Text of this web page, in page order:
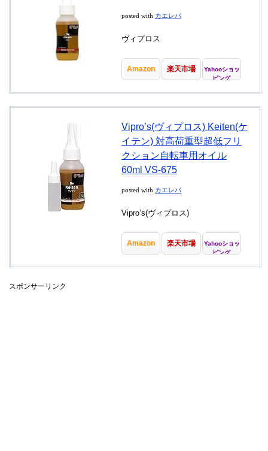
posted with カエレバ
ヴィプロス
Amazon 楽天市場
Yahooショッ
ピング
Vipro’s(ヴィプロス) Keiten(ケ
イテン) 対高荷重型超低フリ
クション自転車用オイル
60ml VS-675
posted with カエレバ
Vipro’s(ヴィプロス)
Amazon 楽天市場
Yahooショッ
ピング
スポンサーリンク